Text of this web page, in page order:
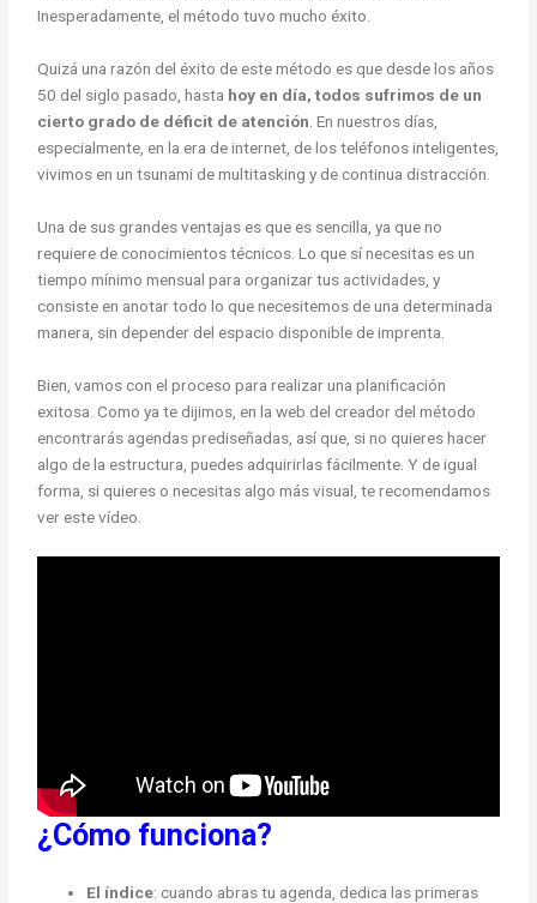
Inesperadamente, el método tuvo mucho éxito.
Quizá una razón del éxito de este método es que desde los años
50 del siglo pasado, hasta hoy en día, todos sufrimos de un
cierto grado de déficit de atención . En nuestros días,
especialmente, en la era de internet, de los teléfonos inteligentes,
vivimos en un tsunami de multitasking y de continua distracción.
Una de sus grandes ventajas es que es sencilla, ya que no
requiere de conocimientos técnicos. Lo que sí necesitas es un
tiempo mínimo mensual para organizar tus actividades, y
consiste en anotar todo lo que necesitemos de una determinada
manera, sin depender del espacio disponible de imprenta.
Bien, vamos con el proceso para realizar una planificación
exitosa. Como ya te dijimos, en la web del creador del método
encontrarás agendas prediseñadas, así que, si no quieres hacer
algo de la estructura, puedes adquirirlas fácilmente. Y de igual
forma, si quieres o necesitas algo más visual, te recomendamos
ver este vídeo.
¿Cómo funciona?
El índice: cuando abras tu agenda, dedica las primeras